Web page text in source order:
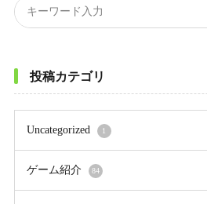
投稿カテゴリ
Uncategorized 1
ゲーム紹介 84